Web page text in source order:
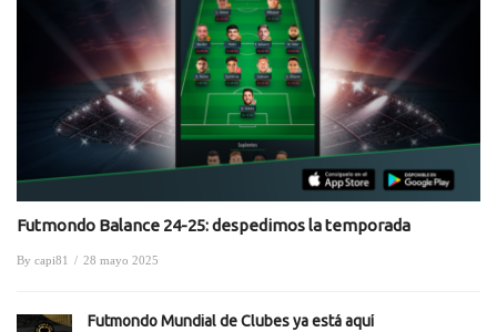
Futmondo Balance 24-25: despedimos la temporada
By capi81 / 28 mayo 2025
Futmondo Mundial de Clubes ya está aquí